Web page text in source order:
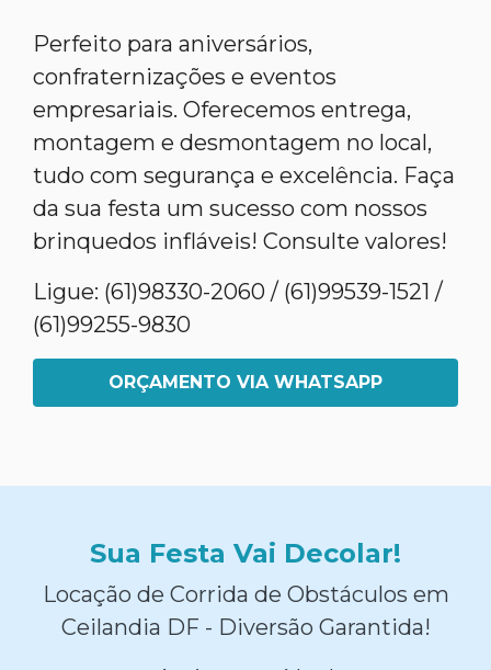
Perfeito para aniversários,
confraternizações e eventos
empresariais. Oferecemos entrega,
montagem e desmontagem no local,
tudo com segurança e excelência. Faça
da sua festa um sucesso com nossos
brinquedos infláveis! Consulte valores!
Ligue: (61)98330-2060 / (61)99539-1521 /
(61)99255-9830
ORÇAMENTO VIA WHATSAPP
Sua Festa Vai Decolar!
Locação de Corrida de Obstáculos em
Ceilandia DF - Diversão Garantida!